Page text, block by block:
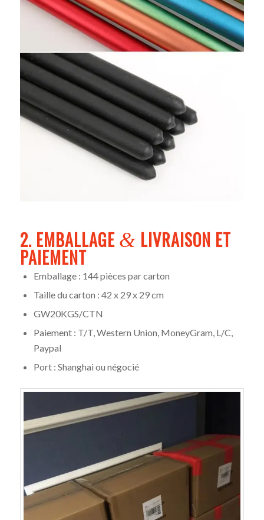
2. EMBALLAGE & LIVRAISON ET
PAIEMENT
Emballage : 144 pièces par carton
Taille du carton : 42 x 29 x 29 cm
GW20KGS/CTN
Paiement : T/T, Western Union, MoneyGram, L/C,
Paypal
Port : Shanghai ou négocié